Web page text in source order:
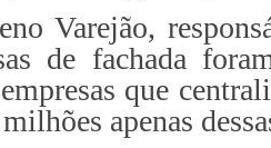
Varejão,
de fachada
que
apenas